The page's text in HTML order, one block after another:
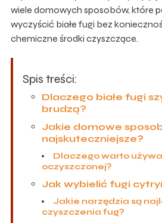
wiele domowych sposobów, które
wyczyścić białe fugi bez
chemiczne środki czyszczące.
Spis treści:
Dlaczego białe fugi
brudzą?
Jakie domowe
najskuteczniejsze?
Dlaczego warto
oczyszczonej?
Jak wybielić fugi
Jakie narzędzia są
czyszczenia fug?